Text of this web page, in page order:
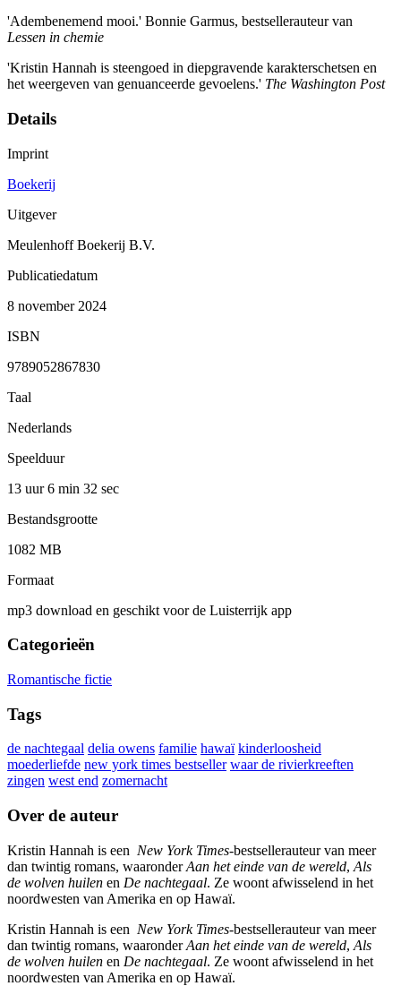
'Adembenemend mooi.' Bonnie Garmus, bestsellerauteur van
Lessen in chemie
'Kristin Hannah is steengoed in diepgravende karakterschetsen en
het weergeven van genuanceerde gevoelens.' The Washington Post
Details
Imprint
Boekerij
Uitgever
Meulenhoff Boekerij B.V.
Publicatiedatum
8 november 2024
ISBN
9789052867830
Taal
Nederlands
Speelduur
13 uur 6 min 32 sec
Bestandsgrootte
1082 MB
Formaat
mp3 download en geschikt voor de Luisterrijk app
Categorieën
Romantische fictie
Tags
de nachtegaal delia owens familie hawaï kinderloosheid
moederliefde new york times bestseller waar de rivierkreeften
zingen west end zomernacht
Over de auteur
Kristin Hannah is een New York Times-bestsellerauteur van meer
dan twintig romans, waaronderAan het einde van de wereld, Als
de wolven huilen en De nachtegaal. Ze woont afwisselend in het
noordwesten van Amerika en op Hawaï.
Kristin Hannah is een New York Times-bestsellerauteur van meer
dan twintig romans, waaronderAan het einde van de wereld, Als
de wolven huilen en De nachtegaal. Ze woont afwisselend in het
noordwesten van Amerika en op Hawaï.